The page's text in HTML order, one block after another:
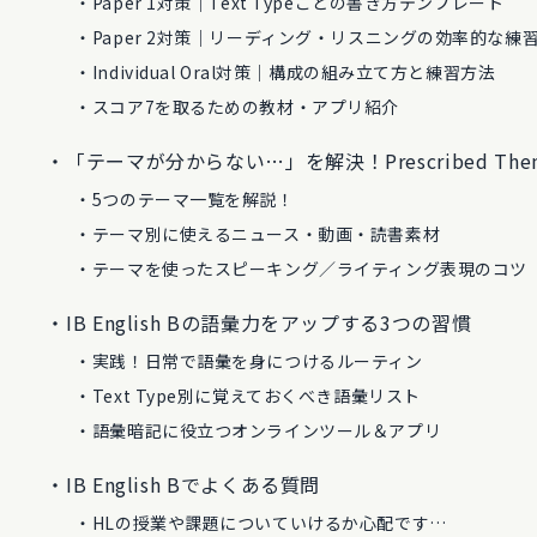
Paper 2対策｜リーディング・リスニングの効率的な練
Individual Oral対策｜構成の組み立て方と練習方法
スコア7を取るための教材・アプリ紹介
「テーマが分からない…」を解決！Prescribed
5つのテーマ一覧を解説！
テーマ別に使えるニュース・動画・読書素材
テーマを使ったスピーキング／ライティング表現のコツ
IB English Bの語彙力をアップする3つの習慣
実践！日常で語彙を身につけるルーティン
Text Type別に覚えておくべき語彙リスト
語彙暗記に役立つオンラインツール＆アプリ
IB English Bでよくある質問
HLの授業や課題についていけるか心配です…